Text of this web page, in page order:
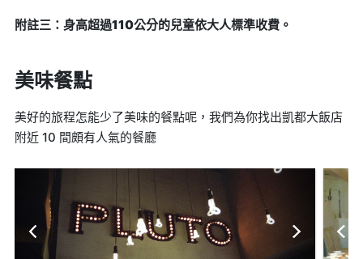
附註三：身高超過110公分的兒童依大人標準收費。
美味餐點
美好的旅程怎能少了美味的餐點呢，我們為你找出凱都大飯店
附近 10 間頗有人氣的餐廳